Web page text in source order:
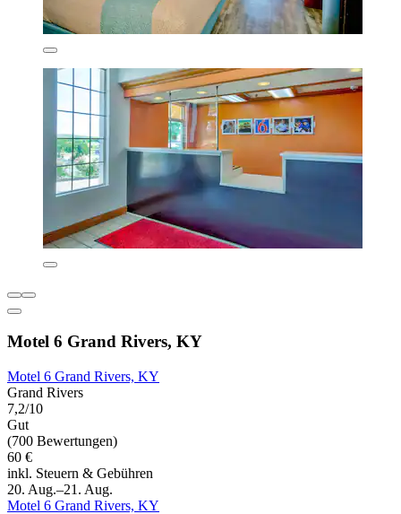
Motel 6 Grand Rivers, KY
Motel 6 Grand Rivers, KY
Grand Rivers
7,2/10
Gut
(700 Bewertungen)
60 €
inkl. Steuern & Gebühren
20. Aug.–21. Aug.
Motel 6 Grand Rivers, KY